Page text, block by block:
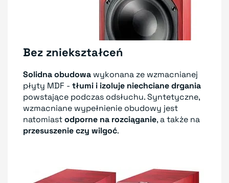
Bez zniekształceń
Solidna obudowa wykonana ze wzmacnianej
płyty MDF - tłumi i izoluje niechciane drgania
powstające podczas odsłuchu. Syntetyczne,
wzmacniane wypełnienie obudowy jest
natomiastodporne na rozciąganie, a także na
przesuszenie czy wilgoć.